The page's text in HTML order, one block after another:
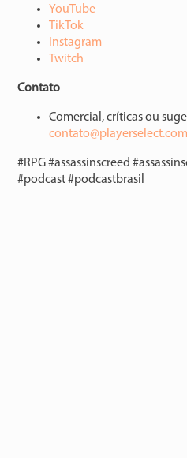
⁠⁠⁠⁠⁠⁠⁠⁠YouTube⁠⁠⁠⁠⁠⁠⁠⁠
⁠⁠⁠⁠⁠⁠⁠TikTok⁠⁠⁠⁠⁠⁠⁠
⁠⁠⁠⁠⁠⁠⁠Instagram⁠⁠⁠⁠⁠⁠⁠⁠
⁠⁠⁠⁠⁠⁠⁠Twitch⁠⁠⁠⁠⁠⁠⁠
Contato
Comercial, críticas ou
#RPG #assassinscreed
#podcast #podcastbrasil